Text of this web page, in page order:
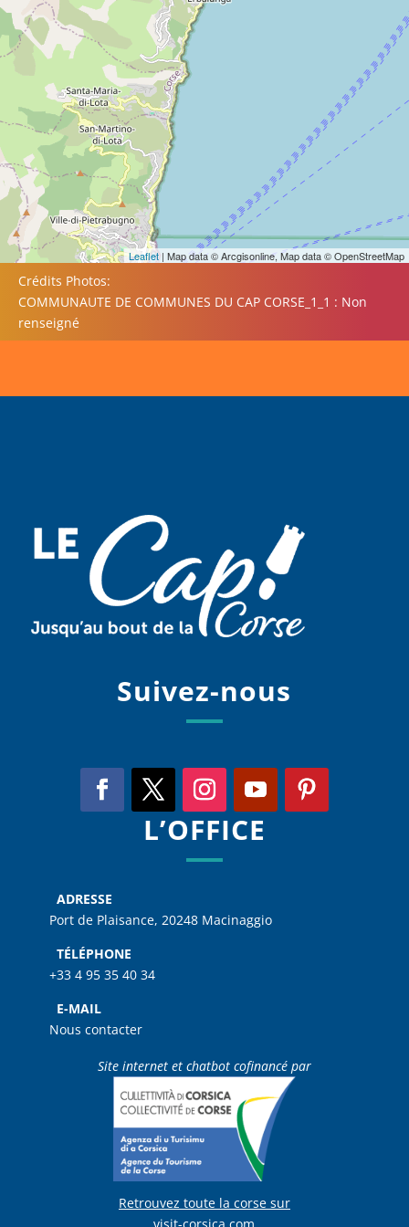
Leaflet| Map data © Arcgisonline, Map data © OpenStreetMap
Crédits Photos:
COMMUNAUTE DE COMMUNES DU CAP CORSE_1_1 : Non
renseigné
Suivez-nous
L’OFFICE
ADRESSE
Port de Plaisance, 20248 Macinaggio
TÉLÉPHONE
+33 4 95 35 40 34
E-MAIL
Nous contacter
Site internet et chatbot cofinancé par
Retrouvez toute la corse sur